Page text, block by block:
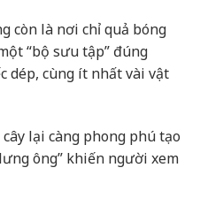
còn là nơi chỉ quả bóng
“bộ sưu tập” đúng
dép, cùng ít nhất vài vật
lại càng phong phú tạo
ông” khiến người xem